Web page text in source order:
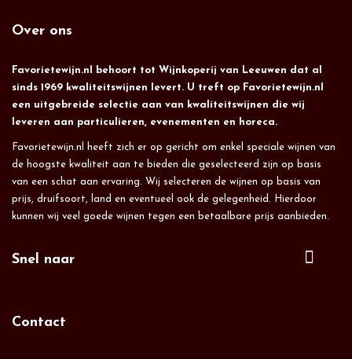
Over ons
Favorietewijn.nl behoort tot Wijnkoperij van Leeuwen dat al
sinds 1969 kwaliteitswijnen levert. U treft op Favorietewijn.nl
een uitgebreide selectie aan van kwaliteitswijnen die wij
leveren aan particulieren, evenementen en horeca.
Favorietewijn.nl heeft zich er op gericht om enkel speciale wijnen van
de hoogste kwaliteit aan te bieden die geselecteerd zijn op basis
van een schat aan ervaring. Wij selecteren de wijnen op basis van
prijs, druifsoort, land en eventueel ook de gelegenheid. Hierdoor
kunnen wij veel goede wijnen tegen een betaalbare prijs aanbieden.
Snel naar
Contact